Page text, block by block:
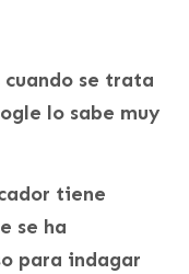
cuando se trata
lo sabe muy
tiene
se ha
para indagar